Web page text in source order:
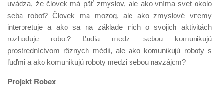
uvádza, že človek má päť zmyslov, ale ako vníma svet okolo
seba robot? Človek má mozog, ale ako zmyslové vnemy
interpretuje a ako sa na základe nich o svojich aktivitách
rozhoduje robot? Ľudia medzi sebou komunikujú
prostredníctvom rôznych médií, ale ako komunikujú roboty s
ľuďmi a ako komunikujú roboty medzi sebou navzájom?
Projekt Robex